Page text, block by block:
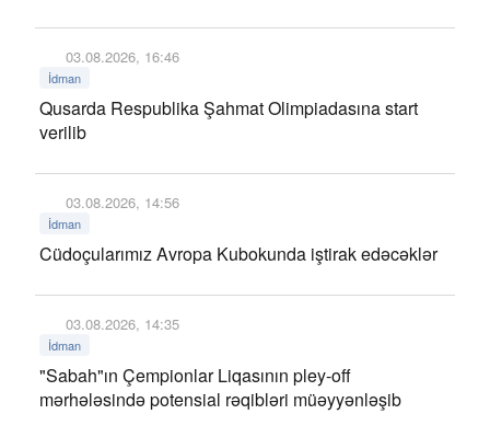
03.08.2026, 16:46
İdman
Qusarda Respublika Şahmat Olimpiadasına start
verilib
03.08.2026, 14:56
İdman
Cüdoçularımız Avropa Kubokunda iştirak edəcəklər
03.08.2026, 14:35
İdman
"Sabah"ın Çempionlar Liqasının pley-off
mərhələsində potensial rəqibləri müəyyənləşib